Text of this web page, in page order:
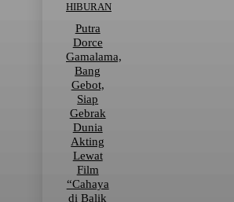
HIBURAN
Putra
Dorce
Gamalama,
Bang
Gebot,
Siap
Gebrak
Dunia
Akting
Lewat
Film
“Cahaya
di Balik